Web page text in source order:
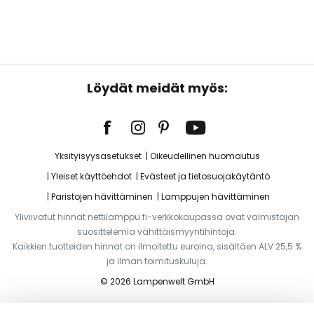
Löydät meidät myös:
Yksityisyysasetukset
Oikeudellinen huomautus
Yleiset käyttöehdot
Evästeet ja tietosuojakäytäntö
Paristojen hävittäminen
Lamppujen hävittäminen
Yliviivatut hinnat nettilamppu.fi-verkkokaupassa ovat valmistajan
suosittelemia vähittäismyyntihintoja.
Kaikkien tuotteiden hinnat on ilmoitettu euroina, sisältäen ALV 25,5 %
ja ilman toimituskuluja.
© 2026 Lampenwelt GmbH